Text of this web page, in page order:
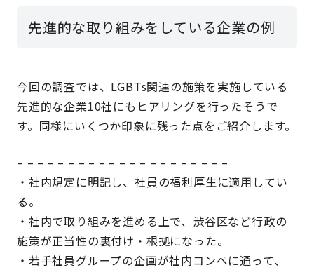
先進的な取り組みをしている企業の例
今回の調査では、LGBTs関連の施策を実施している
先進的な企業10社にもヒアリングを行ったそうで
す。同様にいくつか印象に残った点をご紹介します。
– – – – – – – – – – – – – – – – – – – – –
・社内規定に明記し、社員の福利厚生に適用してい
る。
・社内で取り組みを進める上で、渋谷区など行政の
施策が正当性の裏付け・根拠になった。
・若手社員グループの企画が社内コンペに通って、